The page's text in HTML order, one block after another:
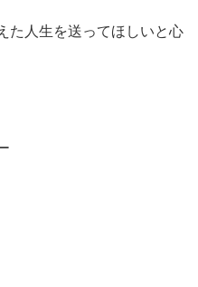
た人生を送ってほしいと心